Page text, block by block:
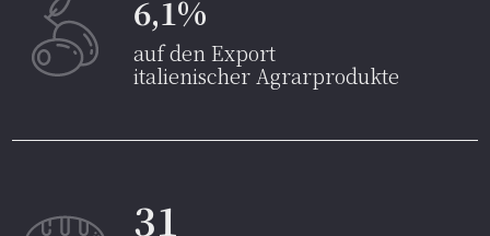
6,1%
auf den Export
italienischer Agrarprodukte
31